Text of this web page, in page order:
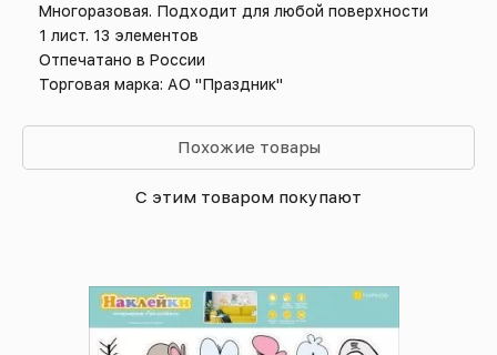
Многоразовая. Подходит для любой поверхности
1 лист. 13 элементов
Отпечатано в России
Торговая марка: АО "Праздник"
Похожие товары
С этим товаром покупают